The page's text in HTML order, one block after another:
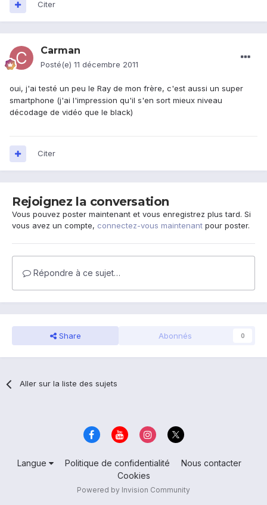
Citer
Carman
Posté(e) 11 décembre 2011
oui, j'ai testé un peu le Ray de mon frère, c'est aussi un super
smartphone (j'ai l'impression qu'il s'en sort mieux niveau
décodage de vidéo que le black)
Citer
Rejoignez la conversation
Vous pouvez poster maintenant et vous enregistrez plus tard. Si
vous avez un compte, connectez-vous maintenant pour poster.
Répondre à ce sujet…
Share Abonnés 0
Aller sur la liste des sujets
Langue Politique de confidentialité
Nous contacter
Cookies
Powered by Invision Community